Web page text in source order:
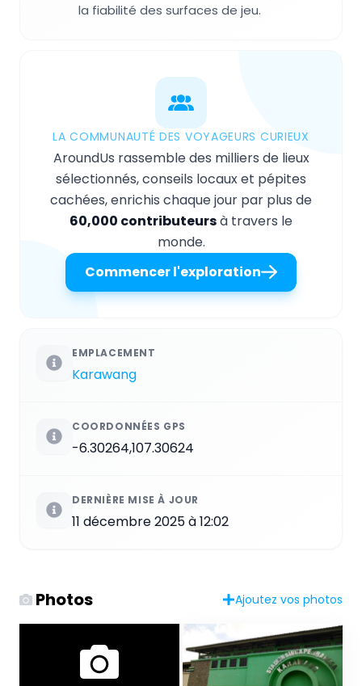
la fiabilité des surfaces de jeu.
LA COMMUNAUTÉ DES VOYAGEURS CURIEUX
AroundUs rassemble des milliers de lieux
sélectionnés, conseils locaux et pépites
cachées, enrichis chaque jour par plus de
60,000 contributeursà travers le
monde.
Commencer l'exploration
EMPLACEMENT
Karawang
COORDONNÉES GPS
-6.30264,107.30624
DERNIÈRE MISE À JOUR
11 décembre 2025 à 12:02
Photos Ajoutez vos photos